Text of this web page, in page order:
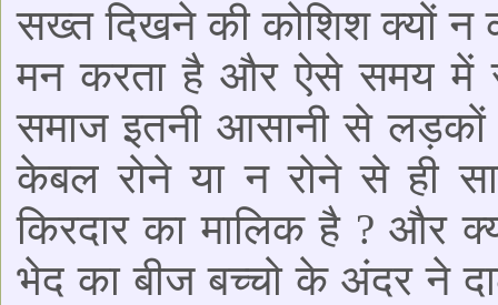
सख्त दिखने की कोशिश क्यों न
मन करता है और ऐसे समय में
समाज इतनी आसानी से लड़कों
केबल रोने या न रोने से ही
किरदार का मालिक है ? और
भेद का बीज बच्चो के अंदर ने